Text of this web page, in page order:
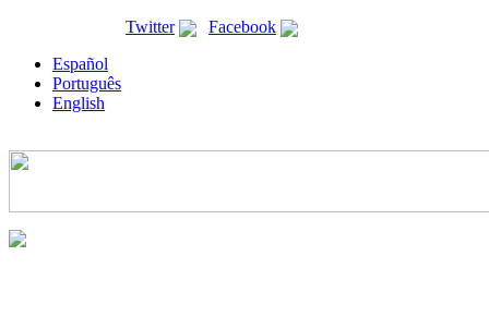
Twitter Facebook
Español
Português
English